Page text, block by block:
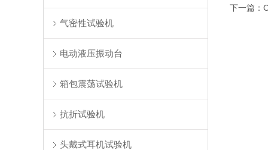
气密性试验机
电动液压振动台
箱包震荡试验机
抗折试验机
头戴式耳机试验机
下一篇：